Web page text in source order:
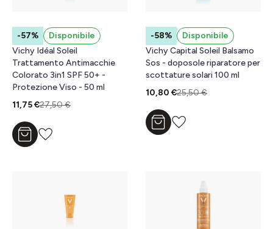
-57%
Disponibile
Vichy Idéal Soleil
Trattamento Antimacchie
Colorato 3in1 SPF 50+ -
Protezione Viso - 50 ml
11,75 €27,50 €
Aggiungi al carrello
-58%
Disponibile
Vichy Capital Soleil Balsamo
Sos - doposole riparatore per
scottature solari 100 ml
10,80 €25,50 €
Aggiungi al carrello